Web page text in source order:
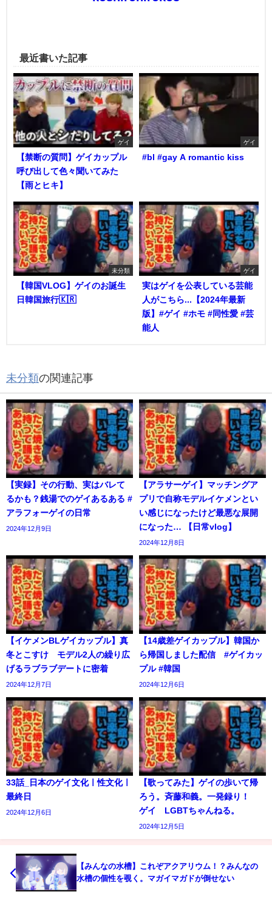
最近書いた記事
ゲイ
【禁断の質問】ゲイカップル
呼び出して色々聞いてみた
【雨とヒキ】
ゲイ
#bl #gay A romantic kiss
未分類
【韓国VLOG】ゲイのお誕生
日韓国旅行🇰🇷
ゲイ
実はゲイを公表している芸能
人がこちら...【2024年最新
版】#ゲイ #ホモ #同性愛 #芸
能人
未分類の関連記事
【実録】その行動、実はバレて
るかも？銭湯でのゲイあるある #
アラフォーゲイの日常
2024年12月9日
【アラサーゲイ】マッチングア
プリで自称モデルイケメンとい
い感じになったけど最悪な展開
になった… 【日常vlog】
2024年12月8日
【イケメンBLゲイカップル】真
冬とこすけ モデル2人の繰り広
げるラブラブデートに密着
2024年12月7日
【14歳差ゲイカップル】韓国か
ら帰国しました配信 #ゲイカッ
プル #韓国
2024年12月6日
33話_日本のゲイ文化ㅣ性文化ㅣ
最終日
2024年12月6日
【歌ってみた】ゲイの歩いて帰
ろう。斉藤和義。一発録り！
ゲイ LGBTちゃんねる。
2024年12月5日
【みんなの水槽】これぞアクアリウム！？みんなの
水槽の個性を覗く。マガイマガドが倒せない